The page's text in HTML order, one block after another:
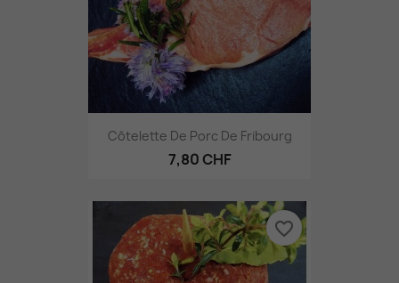
Côtelette De Porc De Fribourg
7,80 CHF
favorite_border